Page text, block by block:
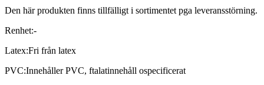
Den här produkten finns tillfälligt i sortimentet pga leveransstörning.
Renhet:-
Latex:Fri från latex
PVC:Innehåller PVC, ftalatinnehåll ospecificerat